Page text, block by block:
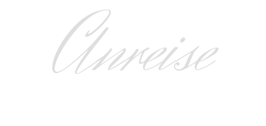
Anreise